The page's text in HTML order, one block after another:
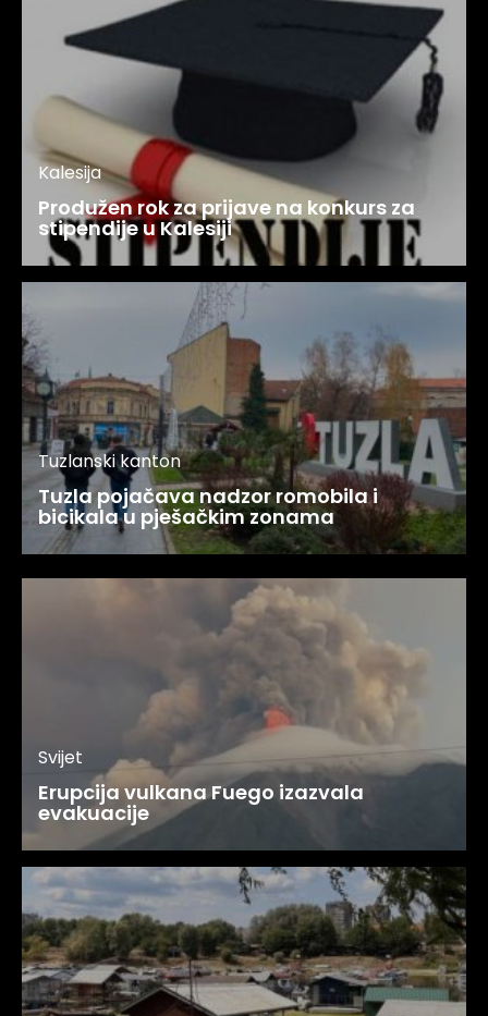
Kalesija
Produžen rok za prijave na konkurs za
stipendije u Kalesiji
Tuzlanski kanton
Tuzla pojačava nadzor romobila i
bicikala u pješačkim zonama
Svijet
Erupcija vulkana Fuego izazvala
evakuacije